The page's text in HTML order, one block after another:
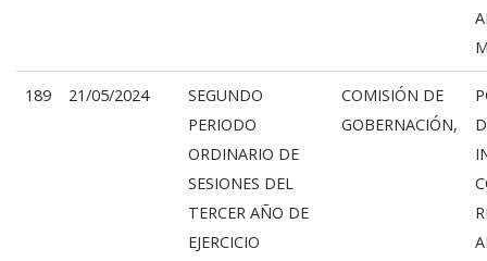
189 21/05/2024
SEGUNDO
PERIODO
ORDINARIO DE
SESIONES DEL
TERCER AÑO DE
EJERCICIO
COMISIÓN DE
GOBERNACIÓN,